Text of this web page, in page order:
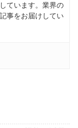
ています。業界の
事をお届けしてい